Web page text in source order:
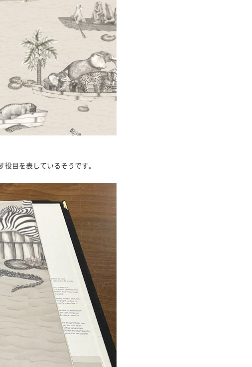
目を表しているそうです。